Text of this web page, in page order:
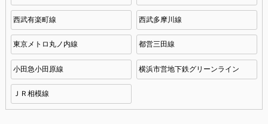
西武有楽町線 西武多摩川線
東京メトロ丸ノ内線 都営三田線
小田急小田原線 横浜市営地下鉄グリーンライン
ＪＲ相模線